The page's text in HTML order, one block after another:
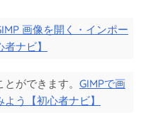
画像を開く・インポー
ナビ】
ができます。 GIMPで画
う【初心者ナビ】